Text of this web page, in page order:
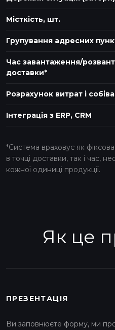
Місткість, шт.
Групування адресних
Час завантаження/
доставки*
Розрахунок витрат і
Інтеграція з ERP, CRM
*Система враховує як
в точці доставки, так і час,
кожної одиниці продукції.
Як це
ПРЕЗЕНТАЦІЯ
Ви заповнюєте форму, ми